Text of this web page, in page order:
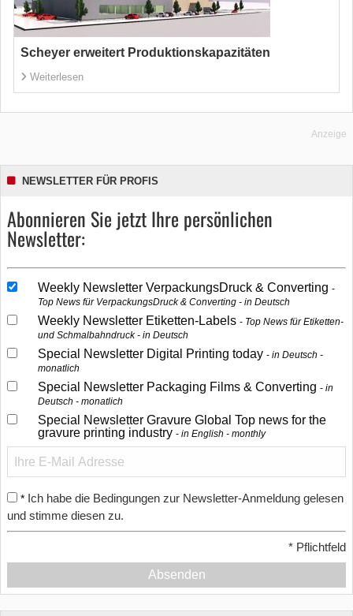
Scheyer erweitert Produktionskapazitäten
Weiterlesen
Anzeige
NEWSLETTER FÜR PROFIS
Abonnieren Sie jetzt Ihre persönlichen
Newsletter:
Weekly Newsletter VerpackungsDruck & Converting
Top News für VerpackungsDruck & Converting - in Deutsch
Weekly Newsletter Etiketten-Labels
Top News für Etiketten-
und Schmalbahndruck - in Deutsch
Special Newsletter Digital Printing today
in Deutsch -
monatlich
Special Newsletter Packaging Films & Converting
in
Deutsch - monatlich
Special Newsletter Gravure Global Top news for the
gravure printing industry
in English - monthly
* Ich habe die Bedingungen zur Newsletter-Anmeldung gelesen
und stimme diesen zu.
* Pflichtfeld
Absenden